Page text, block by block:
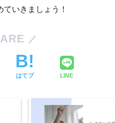
いきましょう！
はてブ LINE